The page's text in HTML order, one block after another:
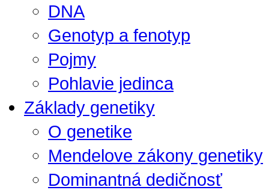
DNA
Genotyp a fenotyp
Pojmy
Pohlavie jedinca
Základy genetiky
O genetike
Mendelove zákony genetiky
Dominantná dedičnosť